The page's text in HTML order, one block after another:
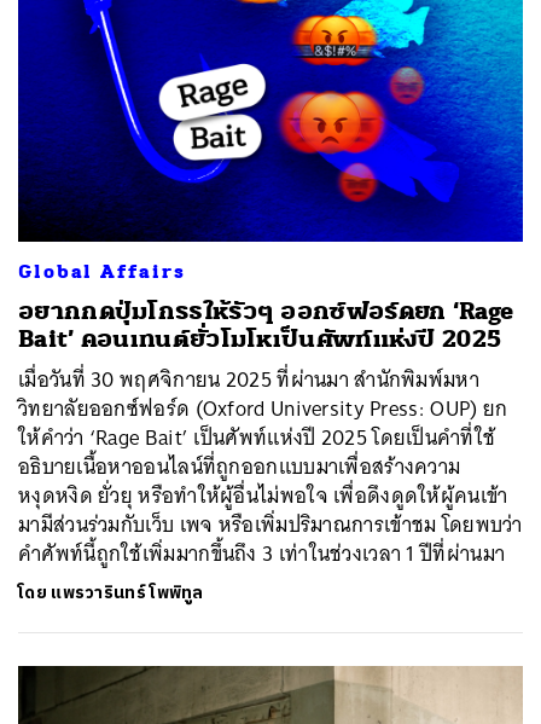
Global Affairs
อยากกดปุ่มโกรธให้รัวๆ ออกซ์ฟอร์ดยก ‘Rage
Bait’ คอนเทนต์ยั่วโมโหเป็นศัพท์แห่งปี 2025
เมื่อวันที่ 30 พฤศจิกายน 2025 ที่ผ่านมา สำนักพิมพ์มหา
วิทยาลัยออกซ์ฟอร์ด (Oxford University Press: OUP) ยก
ให้คำว่า ‘Rage Bait’ เป็นศัพท์แห่งปี 2025 โดยเป็นคำที่ใช้
อธิบายเนื้อหาออนไลน์ที่ถูกออกแบบมาเพื่อสร้างความ
หงุดหงิด ยั่วยุ หรือทำให้ผู้อื่นไม่พอใจ เพื่อดึงดูดให้ผู้คนเข้า
มามีส่วนร่วมกับเว็บ เพจ หรือเพิ่มปริมาณการเข้าชม โดยพบว่า
คำศัพท์นี้ถูกใช้เพิ่มมากขึ้นถึง 3 เท่าในช่วงเวลา 1 ปีที่ผ่านมา
โดย แพรวารินทร์ โพพิทูล